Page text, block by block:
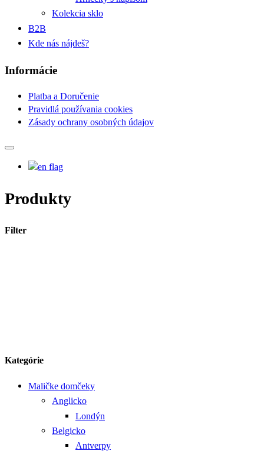
Kolekcia sklo
B2B
Kde nás nájdeš?
Informácie
Platba a Doručenie
Pravidlá používania cookies
Zásady ochrany osobných údajov
Produkty
Filter
Kategórie
Maličke domčeky
Anglicko
Londýn
Belgicko
Antverpy